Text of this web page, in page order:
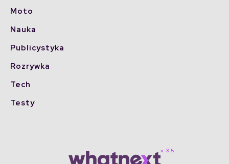
Moto
Nauka
Publicystyka
Rozrywka
Tech
Testy